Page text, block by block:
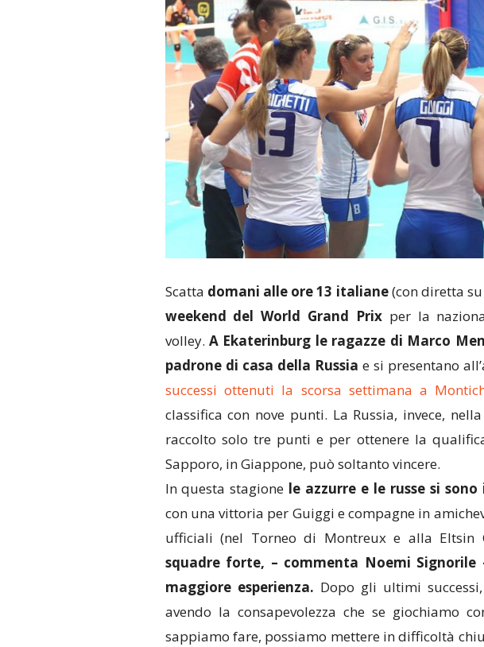
Scatta domani alle ore 13 italiane(con diretta
weekend del World Grand Prixper la
volley. A Ekaterinburg le ragazze di Marco
padrone di casa della Russia e si presentano
successi ottenuti la scorsa settimana a
classifica con nove punti. La Russia, invece,
raccolto solo tre punti e per ottenere la
Sapporo, in Giappone, può soltanto vincere.
In questa stagione le azzurre e le russe si
con una vittoria per Guiggi e compagne in
ufficiali (nel Torneo di Montreux e alla Eltsin
squadre forte, – commenta Noemi Signorile
maggiore esperienza. Dopo gli ultimi
avendo la consapevolezza che se giochiamo
sappiamo fare, possiamo mettere in difficoltà